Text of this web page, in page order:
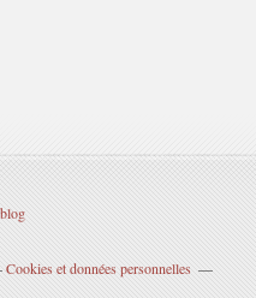
Cookies et données personnelles